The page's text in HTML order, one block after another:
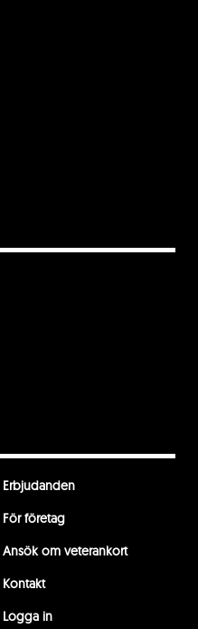
Erbjudanden
För företag
Ansök om veterankort
Kontakt
Logga in